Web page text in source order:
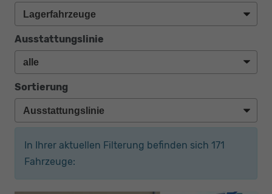
Ausstattungslinie
Sortierung
In Ihrer aktuellen Filterung befinden sich 171
Fahrzeuge: